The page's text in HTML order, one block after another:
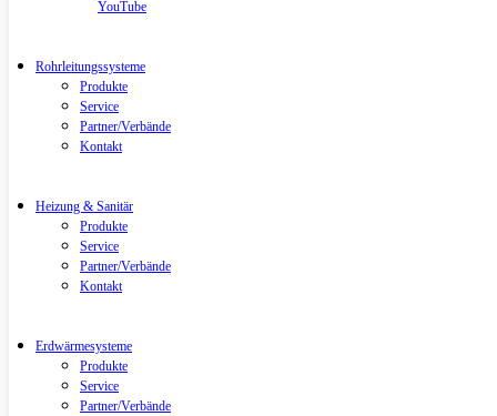
YouTube
Rohrleitungssysteme
Produkte
Service
Partner/Verbände
Kontakt
Heizung & Sanitär
Produkte
Service
Partner/Verbände
Kontakt
Erdwärmesysteme
Produkte
Service
Partner/Verbände